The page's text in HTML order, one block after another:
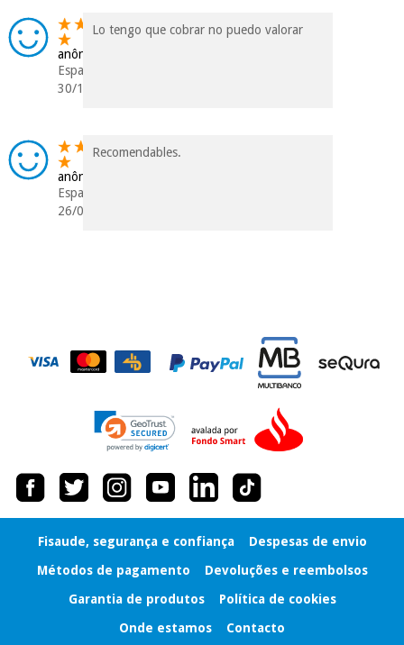
anônimo
Espanha
30/10/2020
Lo tengo que cobrar no puedo valorar
anônimo
Espanha
26/03/2019
Recomendables.
Fisaude, segurança e confiança
Despesas de envio
Métodos de pagamento
Devoluções e reembolsos
Garantia de produtos
Política de cookies
Onde estamos
Contacto